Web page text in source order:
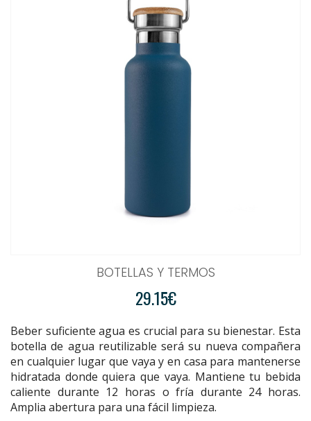
BOTELLAS Y TERMOS
29.15€
Beber suficiente agua es crucial para su bienestar. Esta
botella de agua reutilizable será su nueva compañera
en cualquier lugar que vaya y en casa para mantenerse
hidratada donde quiera que vaya. Mantiene tu bebida
caliente durante 12 horas o fría durante 24 horas.
Amplia abertura para una fácil limpieza.